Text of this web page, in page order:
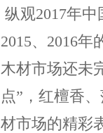
纵观2017年
2015、2016年
木材市场还未
点”，红檀香
材市场的精彩